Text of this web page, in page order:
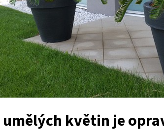
květin je